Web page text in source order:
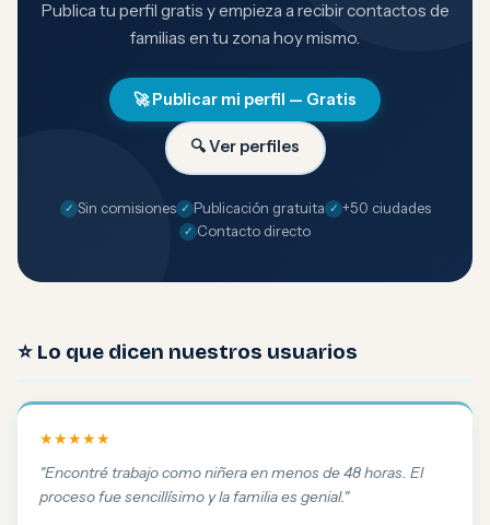
Publica tu perfil gratis y empieza a recibir contactos de
familias en tu zona hoy mismo.
🚀 Publicar mi perfil — Gratis
🔍 Ver perfiles
Sin comisiones Publicación gratuita
+50 ciudades
Contacto directo
⭐ Lo que dicen nuestros usuarios
★★★★★
"Encontré trabajo como niñera en menos de 48 horas. El
proceso fue sencillísimo y la familia es genial."